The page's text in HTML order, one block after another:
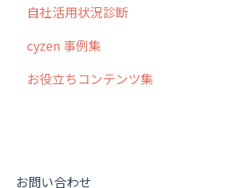
6. 基本的な使い方：ユーザー編
7. 初心者向けよくある質問集
8. 用語集
【業界業種別】cyzen設定方法
ステータス・主観
報告書・行動種別
勤怠管理
帳票出力
予定
日報
履歴
パフォーマンス
スポット
ステータス・主観
報告書・行動種別
活動通知
交通費自動計算
安全走行支援
写真管理・高画質化
その他オプション
グループ・ユーザーについて
GPS・位置情報 について
ルート自動記録 について
報告書について
自社活用状況診断
cyzen 事例集
お役立ちコンテンツ集
動画集：共通
お問い合わせ